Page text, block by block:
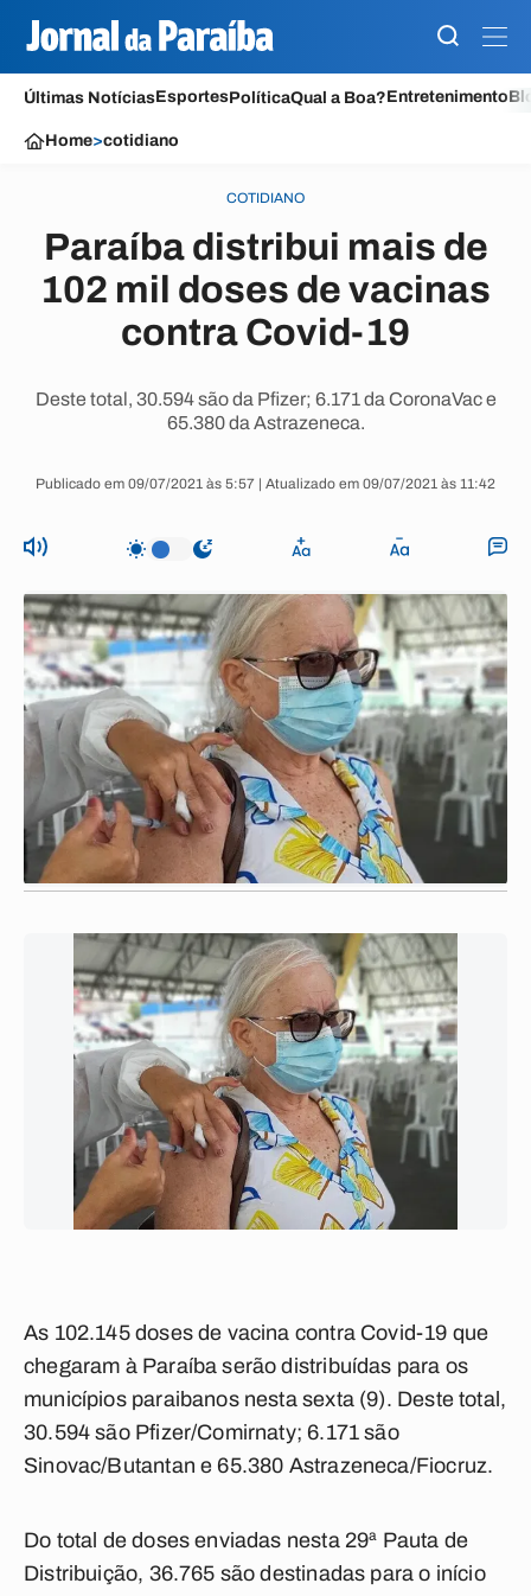
Últimas NotíciasEsportesPolíticaQual a Boa?Entretenimento
Home>cotidiano
COTIDIANO
Paraíba distribui mais de
102 mil doses de vacinas
contra Covid-19
Deste total, 30.594 são da Pfizer; 6.171 da CoronaVac e
65.380 da Astrazeneca.
Publicado em 09/07/2021 às 5:57 | Atualizado em 09/07/2021 às 11:42
As 102.145 doses de vacina contra Covid-19 que
chegaram à Paraíba serão distribuídas para os
municípios paraibanos nesta sexta (9). Deste total,
30.594 são Pfizer/Comirnaty; 6.171 são
Sinovac/Butantan e 65.380 Astrazeneca/Fiocruz.
Do total de doses enviadas nesta 29ª Pauta de
Distribuição, 36.765 são destinadas para o início